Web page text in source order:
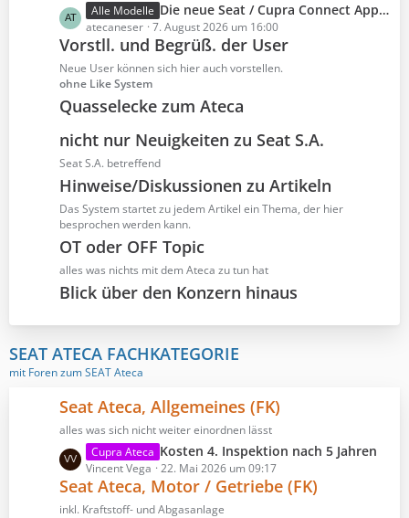
L
e
t
z
t
e
B
e
i
r
ä
g
e
Alle Modelle Die neue Seat / Cupra Connect App, My SEAT / CUPRA
atecaneser 7. August 2026 um 16:00
Vorstll. und Begrüß. der User
Neue User können sich hier auch vorstellen.
ohne Like System
Quasselecke zum Ateca
nicht nur Neuigkeiten zu Seat S.A.
Seat S.A. betreffend
Hinweise/Diskussionen zu Artikeln
Das System startet zu jedem Artikel ein Thema, der hier
besprochen werden kann.
OT oder OFF Topic
alles was nichts mit dem Ateca zu tun hat
Blick über den Konzern hinaus
SEAT ATECA FACHKATEGORIE
mit Foren zum SEAT Ateca
Seat Ateca, Allgemeines (FK)
alles was sich nicht weiter einordnen lässt
L
e
t
z
Cupra Ateca Kosten 4. Inspektion nach 5 Jahren
Vincent Vega 22. Mai 2026 um 09:17
Seat Ateca, Motor / Getriebe (FK)
inkl. Kraftstoff- und Abgasanlage